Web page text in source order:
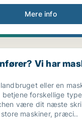
Mere info
Vi har maskiner op til
Vi har
eller en
forskellige
være dit næste
maskiner, præci..